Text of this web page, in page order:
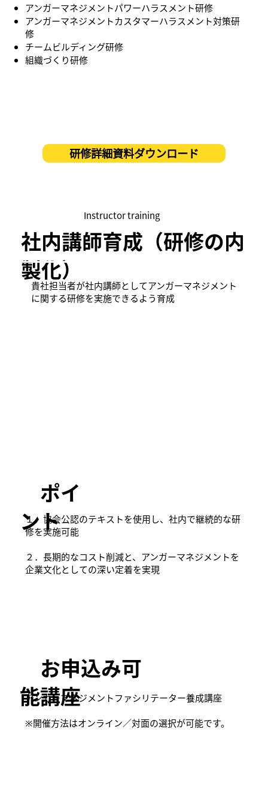
アンガーマネジメントパワーハラスメント研修
アンガーマネジメントカスタマーハラスメント対策研
修
チームビルディング研修
​組織づくり研修
研修詳細資料ダウンロード
社内講師育成（研修の内
製化）
Instructor training
貴社担当者が社内講師としてアンガーマネジメント
に関する研修を実施できるよう育成
​ ポイ
ント
１．協会公認のテキストを使用し、社内で継続的な研
修を実施可能
２．長期的なコスト削減と、アンガーマネジメントを
企業文化としての深い定着を実現
お申込み可
能講座
アンガーマネジメントファシリテーター養成講座
​※開催方法はオンライン／対面の選択が可能です。